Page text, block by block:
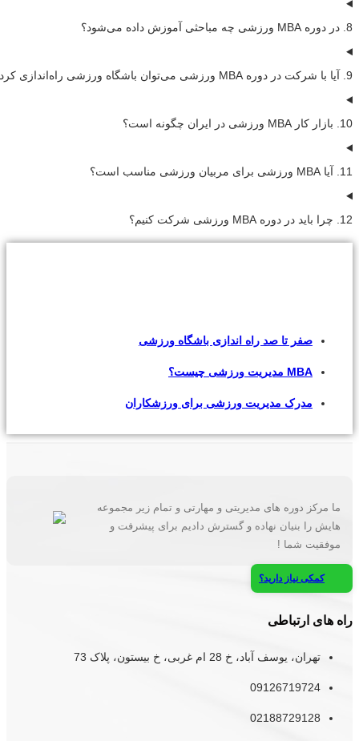
8. در دوره MBA ورزشی چه مباحثی آموزش داده می‌شود؟
9. آیا با شرکت در دوره MBA ورزشی می‌توان باشگاه ورزشی راه‌اندازی کرد؟
10. بازار کار MBA ورزشی در ایران چگونه است؟
11. آیا MBA ورزشی برای مربیان ورزشی مناسب است؟
12. چرا باید در دوره MBA ورزشی شرکت کنیم؟
صفر تا صد راه اندازی باشگاه ورزشی
MBA مدیریت ورزشی چیست؟
مدرک مدیریت ورزشی برای ورزشکاران
ما مرکز دوره های مدیریتی و مهارتی و تمام زیر مجموعه
هایش را بنیان نهاده و گسترش دادیم برای پیشرفت و
موفقیت شما !
کمکی نیاز دارید؟
راه های ارتباطی
تهران، یوسف آباد، خ 28 ام غربی، خ بیستون، پلاک 73
09126719724
02188729128